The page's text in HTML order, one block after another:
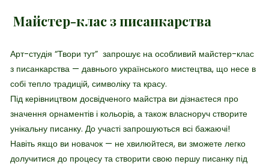
Майстер-клас з писанкарства
Арт-студія “Твори тут” запрошує на особливий майстер-клас
з писанкарства — давнього українського мистецтва, що несе в
собі тепло традицій, символіку та красу.
Під керівництвом досвідченого майстра ви дізнаєтеся про
значення орнаментів і кольорів, а також власноруч створите
унікальну писанку. До участі запрошуються всі бажаючі!
Навіть якщо ви новачок — не хвилюйтеся, ви зможете легко
долучитися до процесу та створити свою першу писанку під